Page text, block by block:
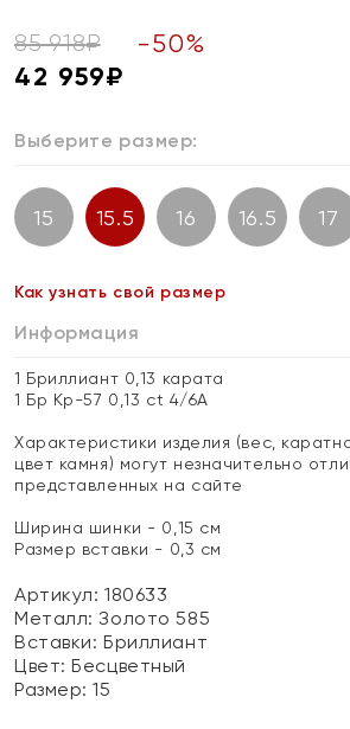
85 918₽ -50%
42 959₽
Выберите размер:
15 15.5 16 16.5 17
Как узнать свой размер
Информация
1 Бриллиант 0,13 карата
1 Бр Кр-57 0,13 ct 4/6А
Характеристики изделия (вес,
цвет камня) могут незначительно
представленных на сайте
Ширина шинки - 0,15 см
Размер вставки - 0,3 см
Артикул: 180633
Металл:Золото 585
Вставки:Бриллиант
Цвет:Бесцветный
Размер:15